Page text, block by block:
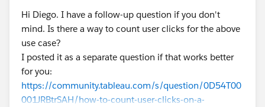
Hi Diego. I have a follow-up question if you don't
mind. Is there a way to count user clicks for the above
use case?
I posted it as a separate question if that works better
for you:
https://community.tableau.com/s/question/0D54T00
001JRBtrSAH/how-to-count-user-clicks-on-a-